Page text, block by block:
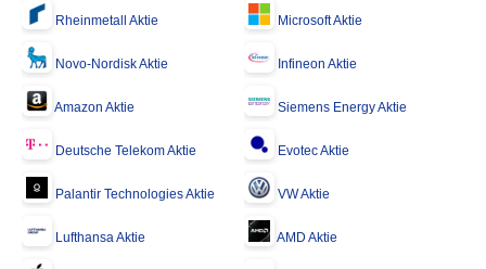
Rheinmetall Aktie Microsoft Aktie
Novo-Nordisk Aktie Infineon Aktie
Amazon Aktie Siemens Energy Aktie
Deutsche Telekom Aktie Evotec Aktie
Palantir Technologies Aktie VW Aktie
Lufthansa Aktie AMD Aktie